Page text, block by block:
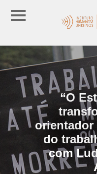
“O
orientador
do
com